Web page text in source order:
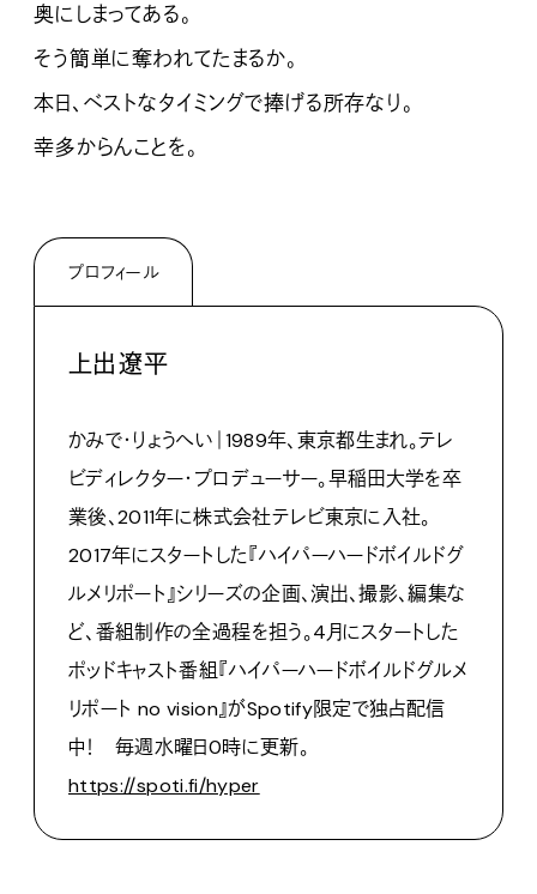
奥にしまってある。
そう簡単に奪われてたまるか。
本日、ベストなタイミングで捧げる所存なり。
幸多からんことを。
プロフィール
上出遼平
かみで・りょうへい｜1989年、東京都生まれ。テレ
ビディレクター・プロデューサー。早稲田大学を卒
業後、2011年に株式会社テレビ東京に入社。
2017年にスタートした『ハイパーハードボイルドグ
ルメリポート』シリーズの企画、演出、撮影、編集な
ど、番組制作の全過程を担う。4月にスタートした
ポッドキャスト番組『ハイパーハードボイルドグルメ
リポート no vision』がSpotify限定で独占配信
中！ 毎週水曜日0時に更新。
https://spoti.fi/hyper